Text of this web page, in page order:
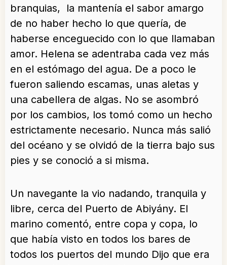
branquias, la mantenía el sabor amargo
de no haber hecho lo que quería, de
haberse enceguecido con lo que llamaban
amor. Helena se adentraba cada vez más
en el estómago del agua. De a poco le
fueron saliendo escamas, unas aletas y
una cabellera de algas. No se asombró
por los cambios, los tomó como un hecho
estrictamente necesario. Nunca más salió
del océano y se olvidó de la tierra bajo sus
pies y se conoció a si misma.
Un navegante la vio nadando, tranquila y
libre, cerca del Puerto de Abiyány. El
marino comentó, entre copa y copa, lo
que había visto en todos los bares de
todos los puertos del mundo Dijo que era